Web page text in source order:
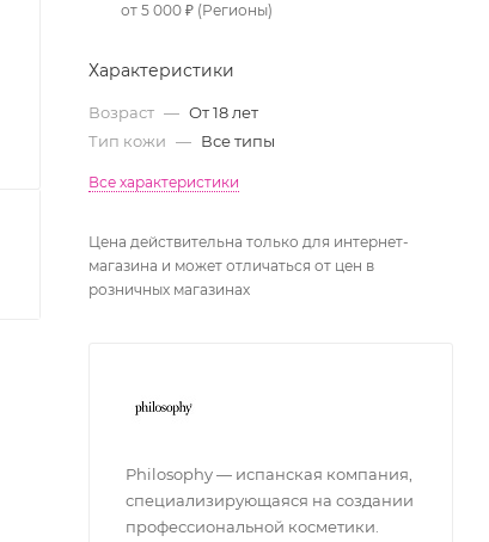
от 5 000 ₽ (Регионы)
Характеристики
Возраст — От 18 лет
Тип кожи — Все типы
Все характеристики
Цена действительна только для интернет-
магазина и может отличаться от цен в
розничных магазинах
Philosophy — испанская компания,
специализирующаяся на создании
профессиональной косметики.